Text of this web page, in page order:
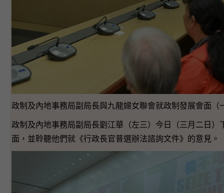
政制及內地事務局副局長與九龍婦女聯會就政制發展會面（
政制及內地事務局副局長劉江華（左三）今日（三月二日）
面，並聆聽他們就《行政長官普選辦法諮詢文件》的意見。